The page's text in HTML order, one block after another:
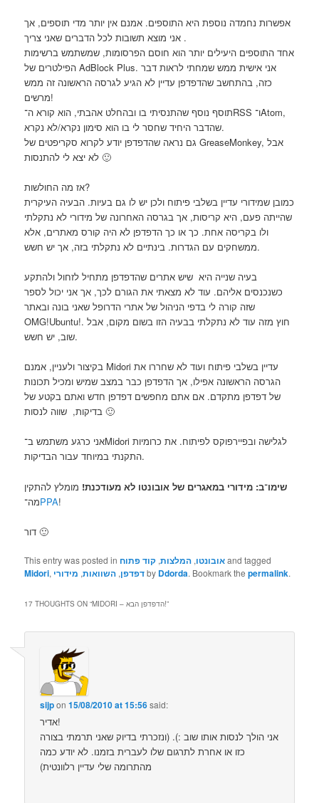
אפשרות נחמדה נוספת היא התוספים. אמנם אין יותר מדי תוספים, אך
אני מוצא תשובות לכל הדברים שאני צריך.
אחד התוספים היעילים יותר הוא חוסם הפרסומות, שמשתמש ברשימות
הפילטרים של AdBlock Plus. אני אישית ממש שמחתי לראות דבר
כזה, בהתחשב שהדפדפן עדיין לא הגיע לגרסה הראשונה זה ממש
מרשים!
תוסף נוסף שהתנסיתי בו ובהחלט אהבתי, הוא קורא ה־RSS ו־Atom,
שהדבר היחיד שחסר לי בו הוא סימון נקרא/לא נקרא.
גם נראה שהדפדפן יודע לקרוא סקריפטים של GreaseMonkey, אבל
לא יצא לי להתנסות 🙂
אז מה החולשות?
כמובן שמידורי עדיין בשלבי פיתוח ולכן יש לו גם בעיות. הבעיה העיקרית
שהייתה פעם, היא קריסות, אך בגרסה האחרונה של מידורי לא נתקלתי
ולו בקריסה אחת. כך או כך הדפדפן לא היה קורס מאתרים, אלא
ממשחקים עם הגדרות. בינתיים לא נתקלתי בזה, אך יש חשש.
בעיה שנייה היא שיש אתרים שהדפדפן מתחיל לזחול ולהתקע
כשנכנסים אליהם. עוד לא מצאתי את הגורם לכך, אך אני יכול לספר
שזה קורה לי בדפי הניהול של אתרי הדרופל שאני בונה ובאתר
OMG!Ubuntu!‎. חוץ מזה עוד לא נתקלתי בבעיה הזו בשום מקום, אבל
שוב, יש חשש.
בקיצור ולעניין, אמנם Midori עדיין בשלבי פיתוח ועוד לא שחררו את
הגרסה הראשונה אפילו, אך הדפדפן כבר במצב שמיש ומכיל תכונות
של דפדפן מתקדם. אם אתם מחפשים דפדפן חדש ואתם בקטע של
בדיקות, שווה לנסות 🙂
אני כרגע משתמש ב־Midori לגלישה ובפיירפוקס לפיתוח. את כרומיות
התקנתי במיוחד עבור הבדיקות.
שימו־ב: מידורי במאגרים של אובונטו לא מעודכנת! מומלץ להתקין
מה־PPA!
דור 🙂
This entry was posted in אובונטו, המלצות, קוד פתוח and tagged
Midori, דפדפן, השוואות, מידורי by Ddorda. Bookmark thepermalink.
17 THOUGHTS ON “ MIDORI – הדפדפן הבא!”
sijpon15/08/2010 at 15:56said:
אדיר!
אני הולך לנסות אותו שוב :). (ונזכרתי בדיוק שאני תרמתי בצורה
כזו או אחרת לתרגום שלו לעברית בזמנו. לא יודע כמה
מהתרומה שלי עדיין רלוונטית)